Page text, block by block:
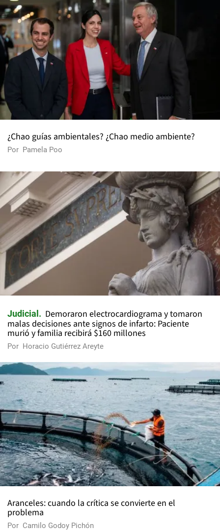
¿Chao guías ambientales? ¿Chao medio ambiente?
Por Pamela Poo
Judicial
Demoraron electrocardiograma y tomaron
malas decisiones ante signos de infarto: Paciente
murió y familia recibirá $160 millones
Por Horacio Gutiérrez Areyte
Aranceles: cuando la crítica se convierte en el
problema
Por Camilo Godoy Pichón